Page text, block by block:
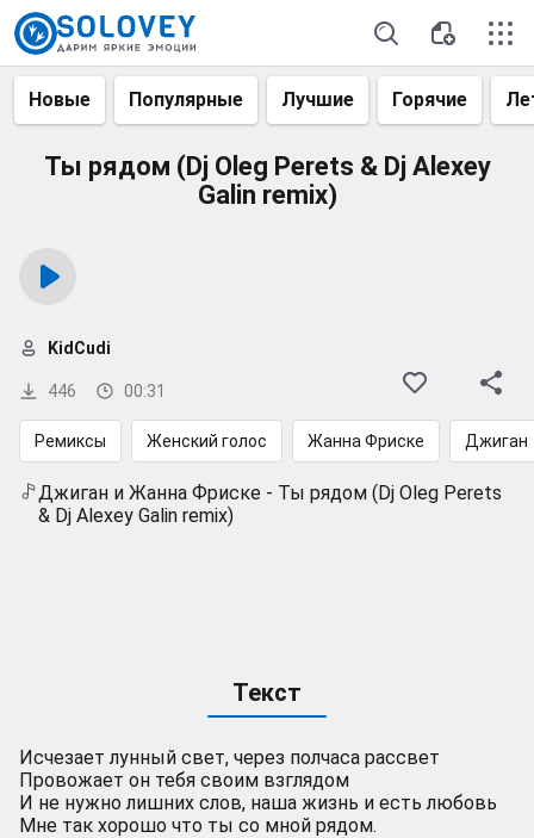
Новые Популярные Лучшие Горячие
Ты рядом (Dj Oleg Perets & Dj Alexey
Galin remix)
446 00:31
KidCudi
Ремиксы Женский голос Жанна Фриске Джиган
Джиган и Жанна Фриске - Ты рядом (Dj Oleg Perets
& Dj Alexey Galin remix)
Текст
Исчезает лунный свет, через полчаса рассвет
Провожает он тебя своим взглядом
И не нужно лишних слов, наша жизнь и есть любовь
Мне так хорошо что ты со мной рядом.